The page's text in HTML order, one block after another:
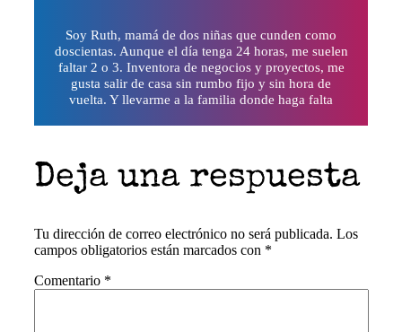
Soy Ruth, mamá de dos niñas que cunden como
doscientas. Aunque el día tenga 24 horas, me suelen
faltar 2 o 3. Inventora de negocios y proyectos, me
gusta salir de casa sin rumbo fijo y sin hora de
vuelta. Y llevarme a la familia donde haga falta
Deja una respuesta
Tu dirección de correo electrónico no será publicada. Los
campos obligatorios están marcados con *
Comentario *